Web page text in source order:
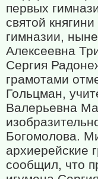
первых
святой
гимназии,
Алексеевна
Сергия
грамотами
Гольцман,
Валерьевна
Богомолова.
архиерейские
сообщил, что